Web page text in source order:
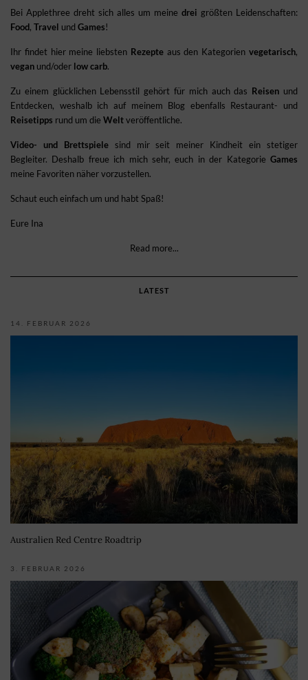
Bei Applethree dreht sich alles um meine drei größten Leidenschaften:
Food, Travel und Games!
Ihr findet hier meine liebsten Rezepteaus den Kategorienvegetarisch,
vegan und/oder low carb.
Zu einem glücklichen Lebensstil gehört für mich auch das Reisen und
Entdecken, weshalb ich auf meinem Blog ebenfalls Restaurant- und
Reisetipps rund um die Weltveröffentliche.
Video- und Brettspielesind mir seit meiner Kindheit ein stetiger
Begleiter. Deshalb freue ich mich sehr, euch in der Kategorie Games
meine Favoriten näher vorzustellen.
Schaut euch einfach um und habt Spaß!
Eure Ina
Read more...
LATEST
14. FEBRUAR 2026
Australien Red Centre Roadtrip
3. FEBRUAR 2026